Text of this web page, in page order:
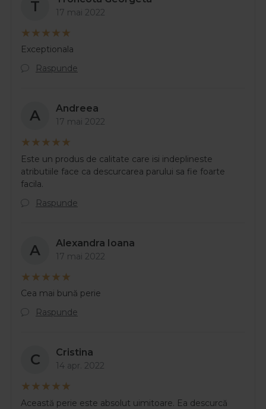
T 17 mai 2022
Exceptionala
Raspunde
A Andreea
17 mai 2022
Este un produs de calitate care isi indeplineste
atributiile face ca descurcarea parului sa fie foarte
facila.
Raspunde
A Alexandra Ioana
17 mai 2022
Cea mai bună perie
Raspunde
C Cristina
14 apr. 2022
Această perie este absolut uimitoare. Ea descurcă